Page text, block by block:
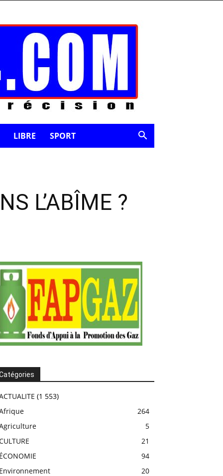
LIBRE SPORT
L’ABÎME ?
(1 553)
264
5
21
ÉCONOMIE
94
Environnement
20